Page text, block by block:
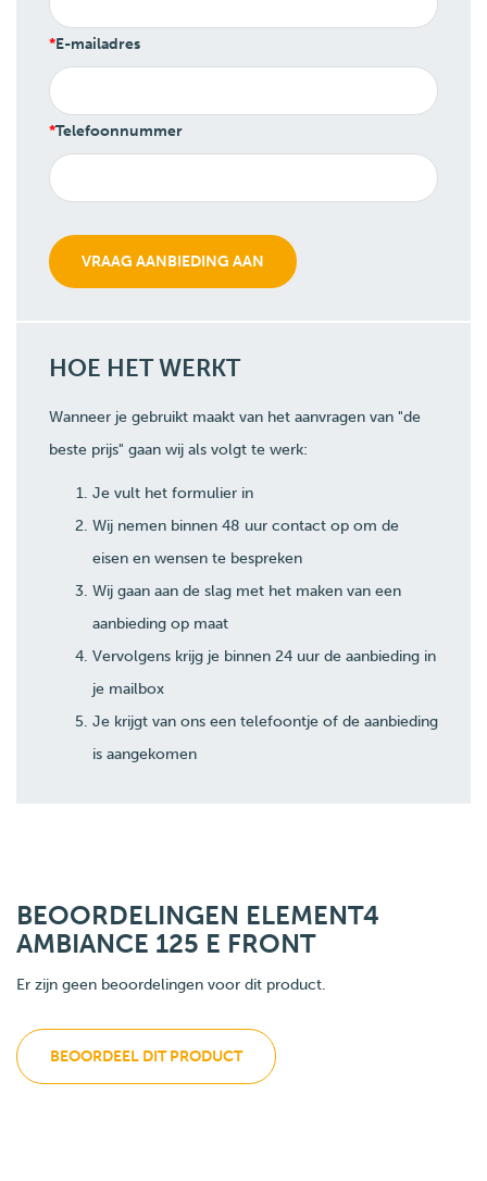
E-mailadres
Telefoonnummer
HOE HET WERKT
Wanneer je gebruikt maakt van het aanvragen van "de
beste prijs" gaan wij als volgt te werk:
Je vult het formulier in
Wij nemen binnen 48 uur contact op om de
eisen en wensen te bespreken
Wij gaan aan de slag met het maken van een
aanbieding op maat
Vervolgens krijg je binnen 24 uur de aanbieding in
je mailbox
Je krijgt van ons een telefoontje of de aanbieding
is aangekomen
BEOORDELINGEN ELEMENT4
AMBIANCE 125 E FRONT
Er zijn geen beoordelingen voor dit product.
BEOORDEEL DIT PRODUCT